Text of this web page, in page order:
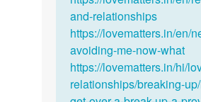
and-relationships
https://lovematters.in/en/
avoiding-me-now-what
https://lovematters.in/hi/
relationships/breaking-